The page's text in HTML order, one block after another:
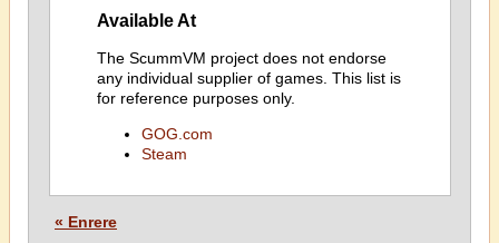
Available At
The ScummVM project does not endorse
any individual supplier of games. This list is
for reference purposes only.
GOG.com
Steam
« Enrere